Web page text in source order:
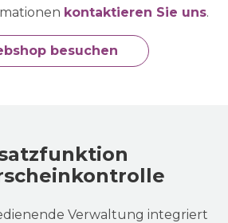
kontaktieren Sie uns.
besuchen
Verwaltung integriert